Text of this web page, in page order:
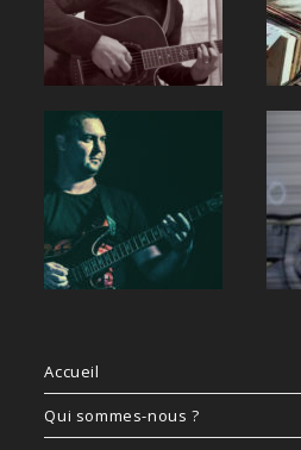
Accueil
Qui sommes-nous ?